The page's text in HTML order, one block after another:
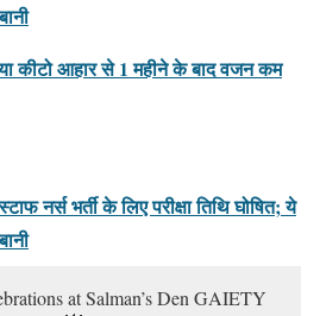
कीटो आहार से 1 महीने के बाद वजन कम
नर्स भर्ती के लिए परीक्षा तिथि घोषित; ये
at Salman’s Den GAIETY